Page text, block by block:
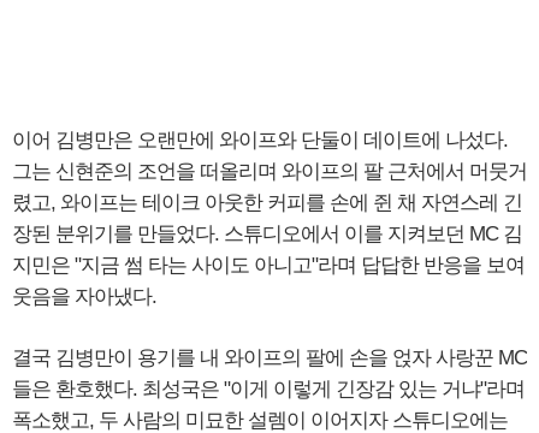
이어 김병만은 오랜만에 와이프와 단둘이 데이트에 나섰다.
그는 신현준의 조언을 떠올리며 와이프의 팔 근처에서 머뭇거
렸고, 와이프는 테이크 아웃한 커피를 손에 쥔 채 자연스레 긴
장된 분위기를 만들었다. 스튜디오에서 이를 지켜보던 MC 김
지민은 "지금 썸 타는 사이도 아니고"라며 답답한 반응을 보여
웃음을 자아냈다.
결국 김병만이 용기를 내 와이프의 팔에 손을 얹자 사랑꾼 MC
들은 환호했다. 최성국은 "이게 이렇게 긴장감 있는 거냐"라며
폭소했고, 두 사람의 미묘한 설렘이 이어지자 스튜디오에는